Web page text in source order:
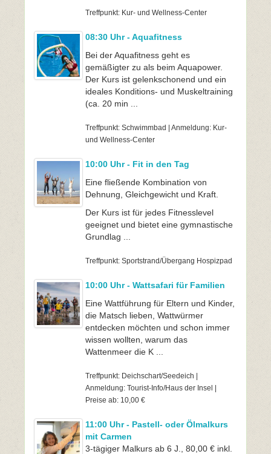
Treffpunkt: Kur- und Wellness-Center
08:30 Uhr - Aquafitness
Bei der Aquafitness geht es
gemäßigter zu als beim Aquapower.
Der Kurs ist gelenkschonend und ein
ideales Konditions- und Muskeltraining
(ca. 20 min ...
Treffpunkt: Schwimmbad | Anmeldung: Kur-
und Wellness-Center
10:00 Uhr - Fit in den Tag
Eine fließende Kombination von
Dehnung, Gleichgewicht und Kraft.
Der Kurs ist für jedes Fitnesslevel
geeignet und bietet eine gymnastische
Grundlag ...
Treffpunkt: Sportstrand/Übergang Hospizpad
10:00 Uhr - Wattsafari für Familien
Eine Wattführung für Eltern und Kinder,
die Matsch lieben, Wattwürmer
entdecken möchten und schon immer
wissen wollten, warum das
Wattenmeer die K ...
Treffpunkt: Deichschart/Seedeich |
Anmeldung: Tourist-Info/Haus der Insel |
Preise ab: 10,00 €
11:00 Uhr - Pastell- oder Ölmalkurs
mit Carmen
3-tägiger Malkurs ab 6 J., 80,00 € inkl.